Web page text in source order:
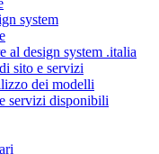
system
al design system .italia
sito e servizi
dei modelli
servizi disponibili